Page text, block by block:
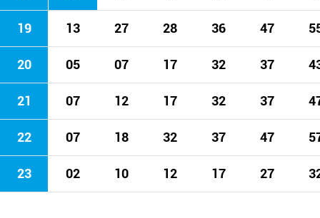
19 13 27 28 36 47
20 05 07 17 32 37
21 07 12 17 32 37
22 07 18 32 37 47
23 02 10 12 17 27